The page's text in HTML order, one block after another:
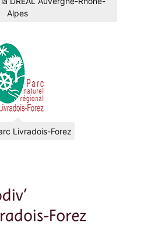
Alpes
Livradois-Forez